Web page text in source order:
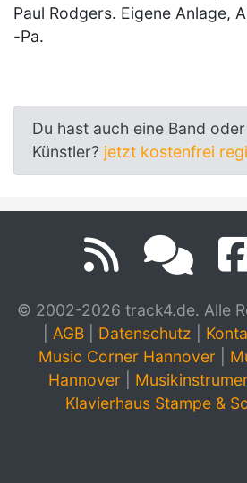
Paul Rodgers. Eigene Anlage,
-Pa.
Du hast auch eine Band
Künstler? jetzt kostenfrei
© 2002-2026 track4.de. Alle
AGB Datenschutz
Music Corner Hannover
Hannover
Klavierhaus Stampe &